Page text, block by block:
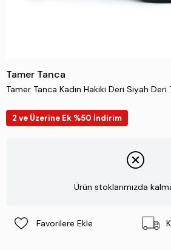
Tamer Tanca
Tamer Tanca Kadın Hakiki Deri Siyah
2 ve Üzerine Ek %50 İndirim
Ürün stoklarımızda
Favorilere Ekle